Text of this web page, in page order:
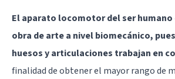
El aparato locomotor del ser humano
obra de arte a nivel biomecánico,
huesos y articulaciones trabajan en
finalidad de obtener el mayor rango de